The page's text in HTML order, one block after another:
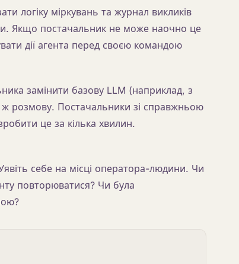
логіку міркувань та журнал викликів
Якщо постачальник не може наочно це
дії агента перед своєю командою
замінити базову LLM (наприклад, з
розмову. Постачальники зі справжньою
це за кілька хвилин.
себе на місці оператора-людини. Чи
повторюватися? Чи була